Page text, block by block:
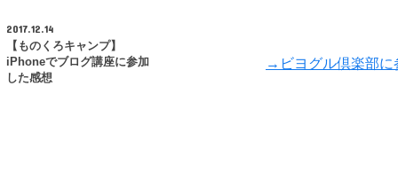
2017.12.14
【ものくろキャンプ】
iPhoneでブログ講座に参加
した感想
→ビヨグル倶楽部に